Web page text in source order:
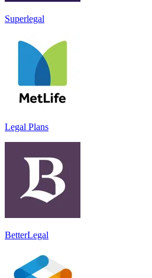
Superlegal
Legal Plans
BetterLegal